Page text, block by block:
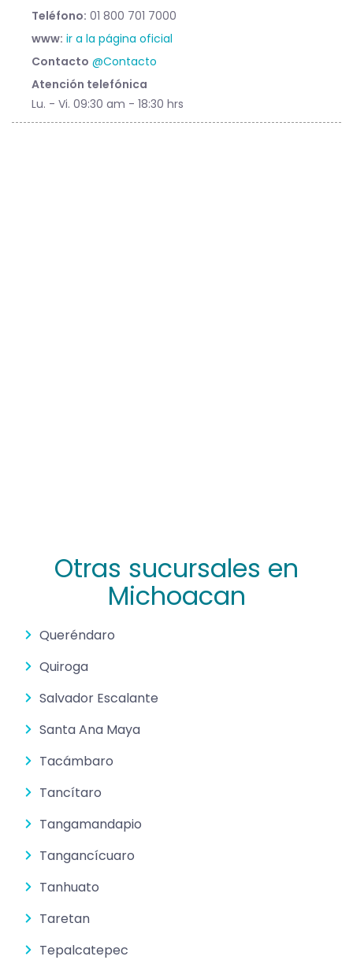
Teléfono: 01 800 701 7000
www: ir a la página oficial
Contacto @Contacto
Atención telefónica
Lu. - Vi. 09:30 am - 18:30 hrs
Otras sucursales en
Michoacan
Queréndaro
Quiroga
Salvador Escalante
Santa Ana Maya
Tacámbaro
Tancítaro
Tangamandapio
Tangancícuaro
Tanhuato
Taretan
Tepalcatepec